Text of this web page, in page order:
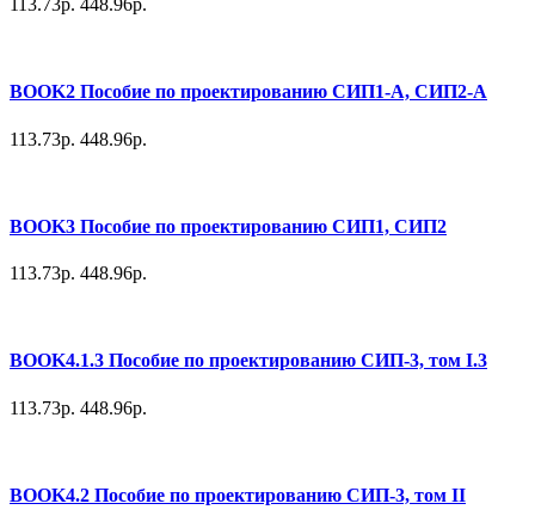
113.73р. 448.96р.
BOOK2 Пособие по проектированию СИП1-А, СИП2-А
113.73р. 448.96р.
BOOK3 Пособие по проектированию СИП1, СИП2
113.73р. 448.96р.
BOOK4.1.3 Пособие по проектированию СИП-3, том I.3
113.73р. 448.96р.
BOOK4.2 Пособие по проектированию СИП-3, том II